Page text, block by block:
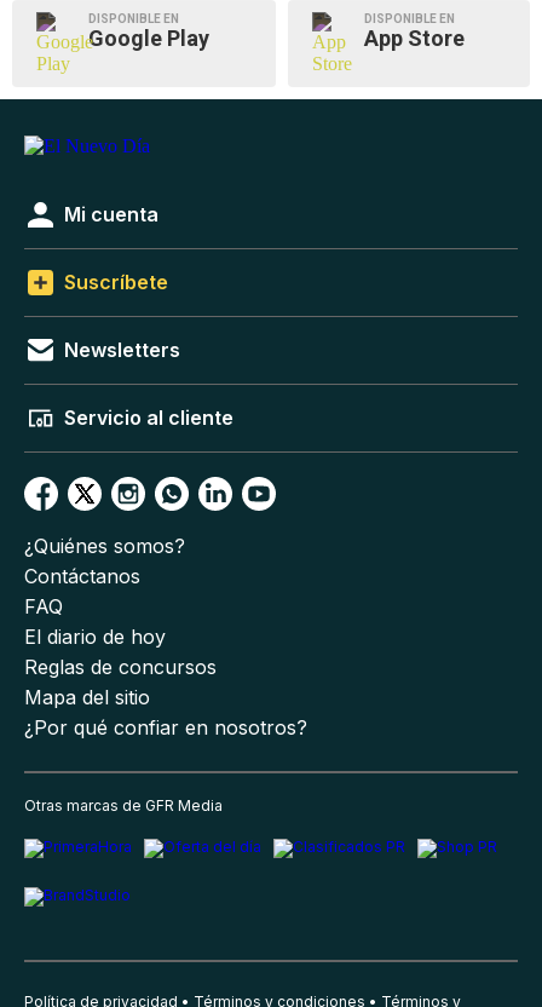
DISPONIBLE EN
Google Play
DISPONIBLE EN
App Store
Mi cuenta
Suscríbete
Newsletters
Servicio al cliente
¿Quiénes somos?
Contáctanos
FAQ
El diario de hoy
Reglas de concursos
Mapa del sitio
¿Por qué confiar en nosotros?
Otras marcas de GFR Media
Política de privacidad Términos y condiciones Términos y